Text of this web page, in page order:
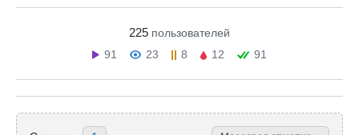
225 пользователей
91
23 8 12 91